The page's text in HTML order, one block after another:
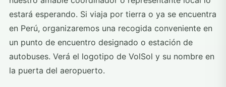
estará esperando. Si viaja por tierra o ya se encuentra
en Perú, organizaremos una recogida conveniente en
un punto de encuentro designado o estación de
autobuses. Verá el logotipo de VolSol y su nombre en
la puerta del aeropuerto.